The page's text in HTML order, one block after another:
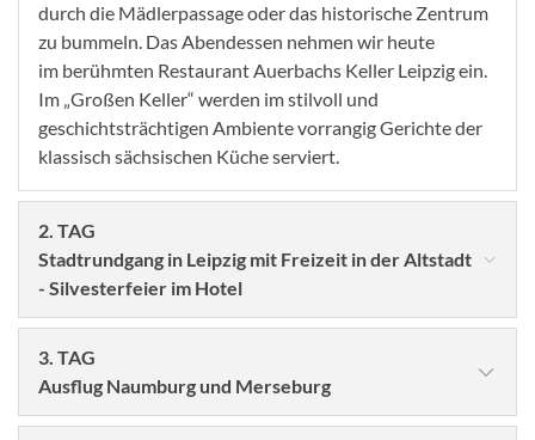
durch die Mädlerpassage oder das historische Zentrum
zu bummeln. Das Abendessen nehmen wir heute
im berühmten Restaurant Auerbachs Keller Leipzig ein.
Im „Großen Keller“ werden im stilvoll und
geschichtsträchtigen Ambiente vorrangig Gerichte der
klassisch sächsischen Küche serviert.
2. TAG
Stadtrundgang in Leipzig mit Freizeit in der Altstadt
- Silvesterfeier im Hotel
3. TAG
Ausflug Naumburg und Merseburg